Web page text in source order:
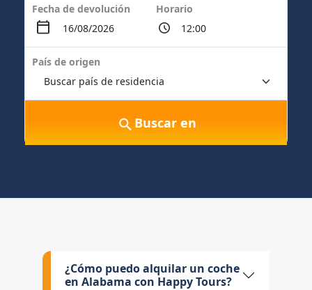
Fecha de devolución Horario
País de origen
Buscar en
¿Cómo puedo alquilar un coche
en Alabama con Happy Tours?